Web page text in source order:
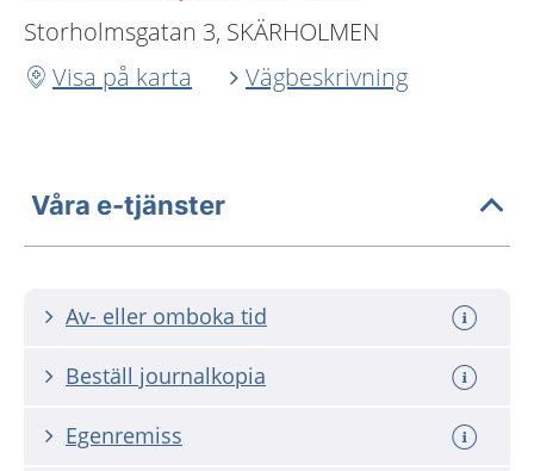
Storholmsgatan 3, SKÄRHOLMEN
Visa på karta
Vägbeskrivning
Våra e-tjänster
Av- eller omboka tid
Beställ journalkopia
Egenremiss